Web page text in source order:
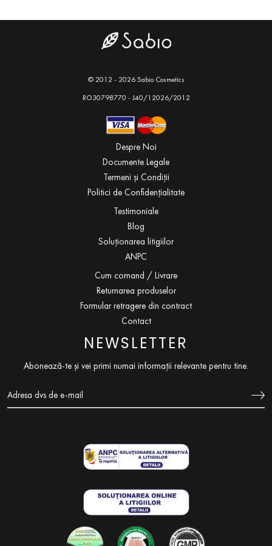
© 2012 - 2026 Sabio Cosmetics
RO30798770 - J40/12026/2012
Despre Noi
Documente Legale
Termeni și Condiții
Politici de Confidențialitate
Testimoniale
Blog
Soluționarea litigiilor
ANPC
Cum comand / Livrare
Returnarea produselor
Formular retragere din contract
Contact
NEWSLETTER
Abonează-te și vei primi numai informații relevante pentru tine.